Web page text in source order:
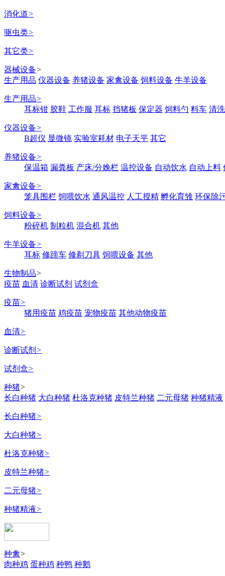
消化道>
驱虫类>
其它类>
器械设备>
生产用品 仪器设备 养猪设备 家禽设备 饲料设备 牛羊设备
生产用品>
耳标钳 胶鞋 工作服 耳标 挡猪板 保定器 饲料勺 料车 清
仪器设备>
B超仪 显微镜 实验室耗材 电子天平 其它
养猪设备>
保温箱 漏粪板 产床/分娩栏 温控设备 自动饮水 自动上料
家禽设备>
笼具围栏 饲喂饮水 通风温控 人工授精 孵化育雏 环保除
饲料设备>
粉碎机 制粒机 混合机 其他
牛羊设备>
耳标 修蹄车 修剃刀具 饲喂设备 其他
生物制品>
疫苗 血清 诊断试剂 试剂盒
疫苗>
猪用疫苗 鸡疫苗 宠物疫苗 其他动物疫苗
血清>
诊断试剂 >
试剂盒>
种猪>
长白种猪 大白种猪 杜洛克种猪 皮特兰种猪 二元母猪 种猪精液
长白种猪>
大白种猪>
杜洛克种猪>
皮特兰种猪>
二元母猪>
种猪精液>
种禽>
肉种鸡 蛋种鸡 种鸭 种鹅